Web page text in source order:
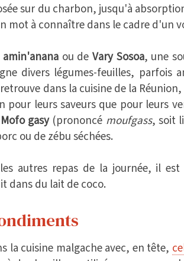
sur du charbon, jusqu'à
mot à connaître dans le cadre d'un
amin'ananaou de Vary Sosoa, une
divers légumes-feuilles, parfois
dans la cuisine de la
pour leurs saveurs que pour leurs
Mofo gasy(prononcé moufgass, soit
ou de zébu séchées.
autres repas de la journée, il
dans du lait de coco.
la cuisine malgache avec, en tête,